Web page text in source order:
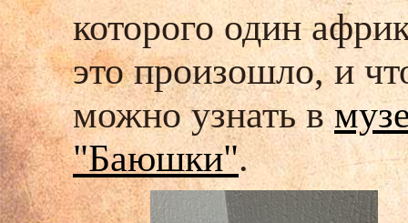
которого один
это произошло, и
можно узнать в
"Баюшки".